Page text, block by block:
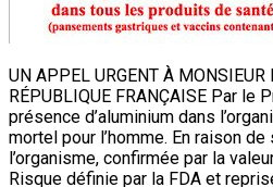
UN APPEL URGENT À
RÉPUBLIQUE FRANÇAISE Par le
présence d’aluminium dans
mortel pour l’homme. En raison
l’organisme, confirmée par la
Risque définie par la FDA et